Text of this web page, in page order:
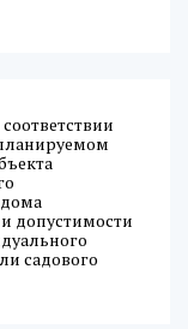
допустимости
садового